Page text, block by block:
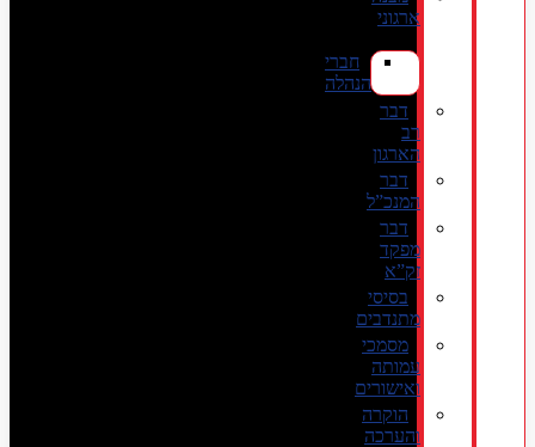
ארגוני
חברי
הנהלה
דבר
רב
הארגון
דבר
המנכ”ל
דבר
מפקד
זק”א
בסיסי
מתנדבים
מסמכי
עמותה
ואישורים
הוקרה
והערכה